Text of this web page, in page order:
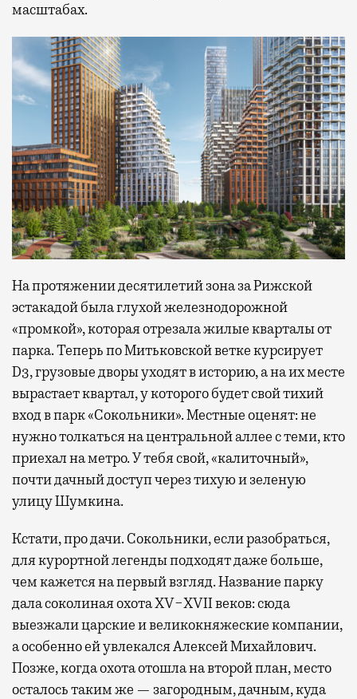
масштабах.
На протяжении десятилетий зона за Рижской
эстакадой была глухой железнодорожной
«промкой», которая отрезала жилые кварталы от
парка. Теперь по Митьковской ветке курсирует
D3, грузовые дворы уходят в историю, а на их месте
вырастает квартал, у которого будет свой тихий
вход в парк «Сокольники». Местные оценят: не
нужно толкаться на центральной аллее с теми, кто
приехал на метро. У тебя свой, «калиточный»,
почти дачный доступ через тихую и зеленую
улицу Шумкина.
Кстати, про дачи. Сокольники, если разобраться,
для курортной легенды подходят даже больше,
чем кажется на первый взгляд. Название парку
дала соколиная охота XV−XVII веков: сюда
выезжали царские и великокняжеские компании,
а особенно ей увлекался Алексей Михайлович.
Позже, когда охота отошла на второй план, место
осталось таким же — загородным, дачным, куда